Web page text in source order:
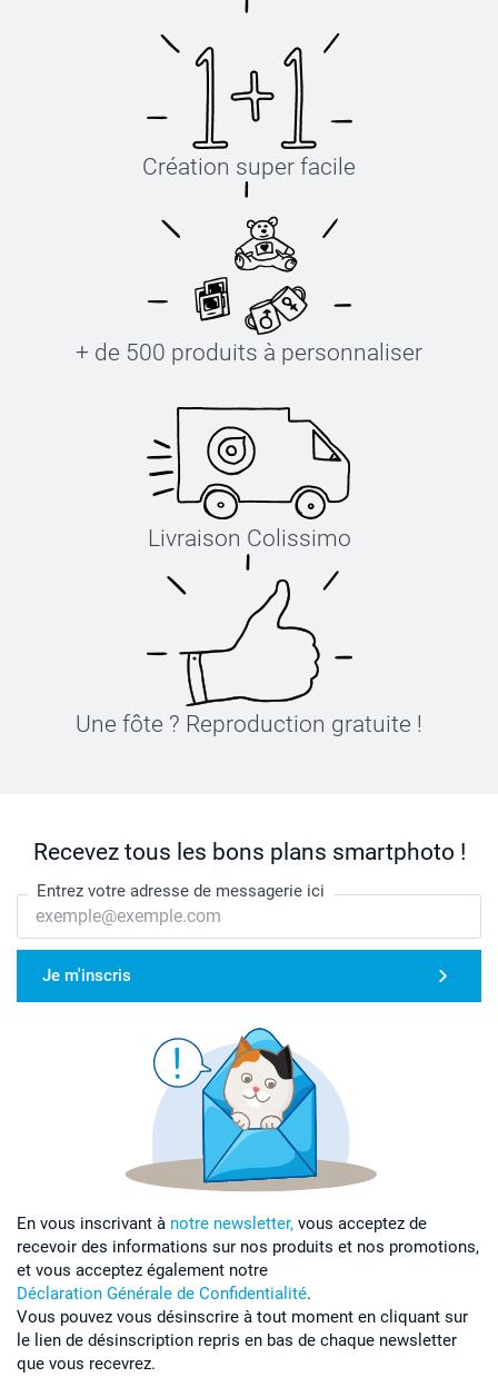
Création super facile
+ de 500 produits à personnaliser
Livraison Colissimo
Une fôte ? Reproduction gratuite !
Recevez tous les bons plans smartphoto !
Entrez votre adresse de messagerie ici
Je m'inscris
En vous inscrivant à notre newsletter, vous acceptez de
recevoir des informations sur nos produits et nos promotions,
et vous acceptez également notre
Déclaration Générale de Confidentialité.
Vous pouvez vous désinscrire à tout moment en cliquant sur
le lien de désinscription repris en bas de chaque newsletter
que vous recevrez.